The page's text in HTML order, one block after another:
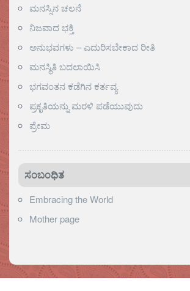
ಮನಸ್ಸಿನ ಚಲನೆ
ನಿಜವಾದ ಭಕ್ತಿ
ಅನುಭವಗಳು – ಎದುರಿಸಬೇಕಾದ ರೀತಿ
ಮನಸ್ಥಿತಿ ಬದಲಾಯಿಸಿ
ಭಗವಂತನ ಕಡೆಗಿನ ಕರ್ತವ್ಯ
ಪ್ರಕೃತಿಯನ್ನು ಮರಳಿ ಪಡೆಯುವುದು
ಪ್ರೇಮ
ಸಂಬಂಧಿತ
Embracing the World
Mother page